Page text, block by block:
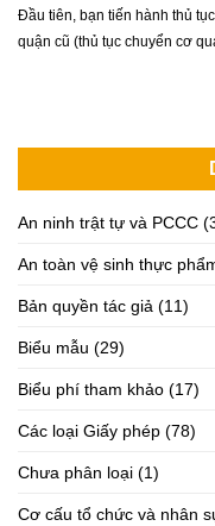
Đầu tiên, bạn tiến hành thủ
quận cũ (thủ tục chuyển cơ
An ninh trật tự và PCCC
An toàn vệ sinh thực
Bản quyền tác giả (11)
Biểu mẫu (29)
Biểu phí tham khảo (17)
Các loại Giấy phép (78)
Chưa phân loại (1)
Cơ cấu tổ chức và nhân